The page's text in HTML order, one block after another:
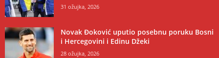
31 ožujka, 2026
Novak Đoković uputio posebnu poruku Bosni
i Hercegovini i Edinu Džeki
28 ožujka, 2026